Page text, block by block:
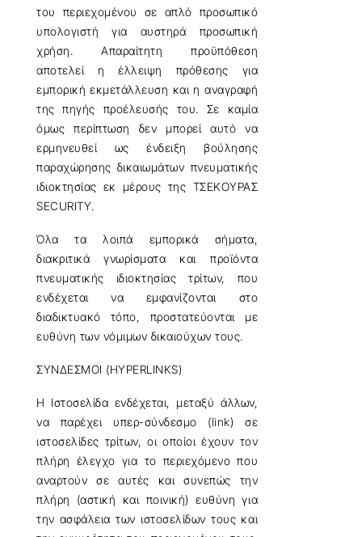
του περιεχομένου σε απλό προσωπικό
υπολογιστή για αυστηρά προσωπική
χρήση. Απαραίτητη προϋπόθεση
αποτελεί η έλλειψη πρόθεσης για
εμπορική εκμετάλλευση και η αναγραφή
της πηγής προέλευσής του. Σε καμία
όμως περίπτωση δεν μπορεί αυτό να
ερμηνευθεί ως ένδειξη βούλησης
παραχώρησης δικαιωμάτων πνευματικής
ιδιοκτησίας εκ μέρους της ΤΣΕΚΟΥΡΑΣ
SECURITY.
Όλα τα λοιπά εμπορικά σήματα,
διακριτικά γνωρίσματα και προϊόντα
πνευματικής ιδιοκτησίας τρίτων, που
ενδέχεται να εμφανίζονται στο
διαδικτυακό τόπο, προστατεύονται με
ευθύνη των νόμιμων δικαιούχων τους.
ΣΥΝΔΕΣΜΟΙ (HYPERLINKS)
Η Ιστοσελίδα ενδέχεται, μεταξύ άλλων,
να παρέχει υπερ-σύνδεσμο (link) σε
ιστοσελίδες τρίτων, οι οποίοι έχουν τον
πλήρη έλεγχο για το περιεχόμενο που
αναρτούν σε αυτές και συνεπώς την
πλήρη (αστική και ποινική) ευθύνη για
την ασφάλεια των ιστοσελίδων τους και